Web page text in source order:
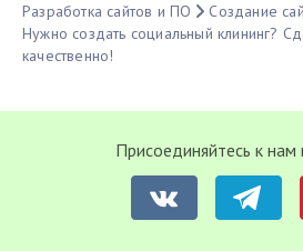
Разработка сайтов и ПО
Создание
Нужно создать социальный клининг?
качественно!
Присоединяйтесь к нам